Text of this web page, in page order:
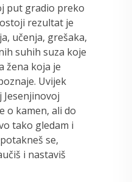
put gradio preko
rezultat je
učenja, grešaka,
suhih suza koje
žena koja je
Uvijek
Jesenjinovoj
o kamen, ali do
tako gledam i
se,
i nastaviš